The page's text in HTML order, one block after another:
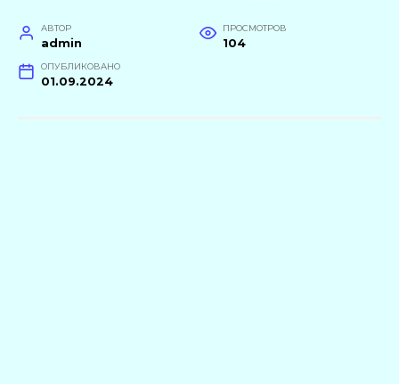
АВТОР
admin
ПРОСМОТРОВ
104
ОПУБЛИКОВАНО
01.09.2024